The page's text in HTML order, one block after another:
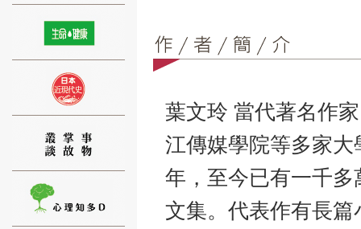
葉文玲 當代著名作
江傳媒學院等多家
年，至今已有一千
文集。代表作有長